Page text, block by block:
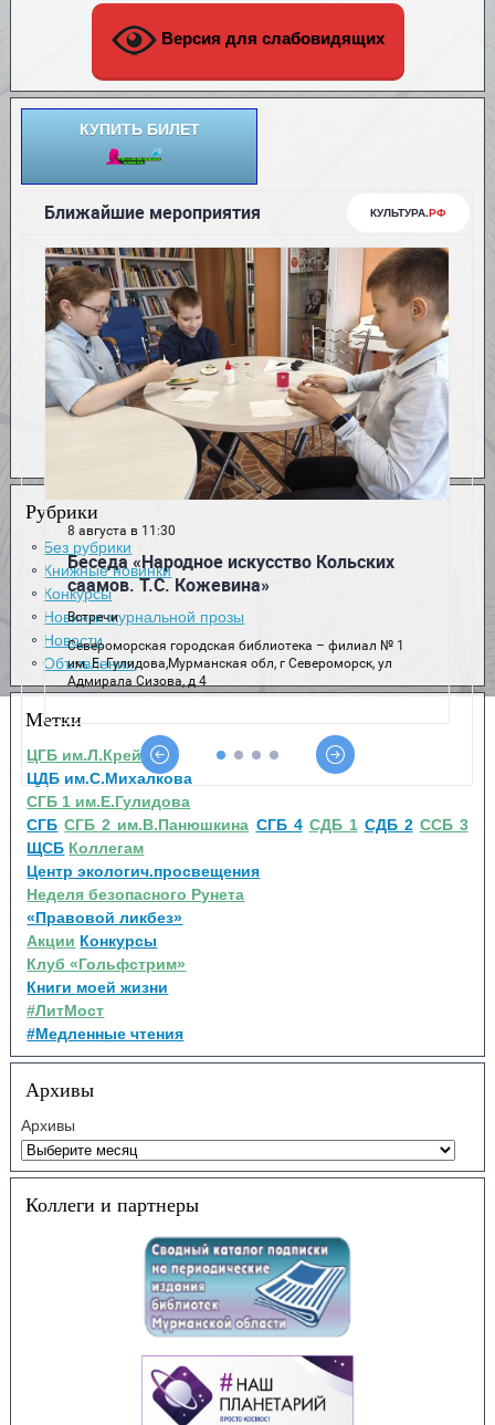
Версия для слабовидящих
КУПИТЬ БИЛЕТ
Рубрики
Без рубрики
Книжные новинки
Конкурсы
Новинки журнальной прозы
Новости
Объявления
Метки
ЦГБ им.Л.Крейна
ЦДБ им.С.Михалкова
СГБ 1 им.Е.Гулидова
СГБ СГБ 2 им.В.Панюшкина СГБ 4 СДБ 1 СДБ 2 ССБ 3
ЩСБ Коллегам
Центр экологич.просвещения
Неделя безопасного Рунета
«Правовой ликбез»
Акции Конкурсы
Клуб «Гольфстрим»
Книги моей жизни
#ЛитМост
#Медленные чтения
Архивы
Архивы
Коллеги и партнеры